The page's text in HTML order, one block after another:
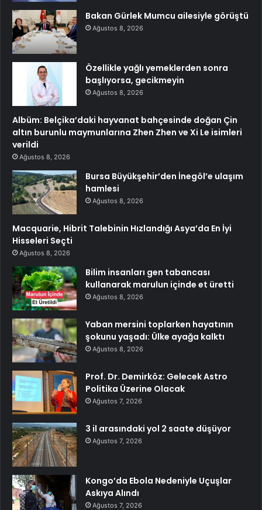
Bakan Gürlek Mumcu ailesiyle görüştü
Ağustos 8, 2026
Özellikle yağlı yemeklerden sonra
başlıyorsa, gecikmeyin
Ağustos 8, 2026
Albüm: Belçika’daki hayvanat bahçesinde doğan Çin
altın burunlu maymunlarına Zhen Zhen ve Xi Le isimleri
verildi
Ağustos 8, 2026
Bursa Büyükşehir’den İnegöl’e ulaşım
hamlesi
Ağustos 8, 2026
Macquarie, Hibrit Talebinin Hızlandığı Asya’da En İyi
Hisseleri Seçti
Ağustos 8, 2026
Bilim insanları gen tabancası
kullanarak marulun içinde et üretti
Ağustos 8, 2026
Yaban mersini toplarken hayatının
şokunu yaşadı: Ülke ayağa kalktı
Ağustos 8, 2026
Prof. Dr. Demirköz: Gelecek Astro
Politika Üzerine Olacak
Ağustos 7, 2026
3 il arasındaki yol 2 saate düşüyor
Ağustos 7, 2026
Kongo’da Ebola Nedeniyle Uçuşlar
Askıya Alındı
Ağustos 7, 2026